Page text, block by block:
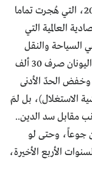
العظمة المتمثل بمنشآت الألعاب الاولمبية في 2004، التي هُجرت تماما
العالمية التي
ضربت قطاعي السياحة والنقل
البحري الأساسيين في البلاد.. طلبت الترويكا من اليونان صرف 30 ألف
الحدّ الأدنى
الاستغلال)، بل لمَ
مقابل سد الدين..
جوعاً، وحتى لو
الأربع الأخيرة،